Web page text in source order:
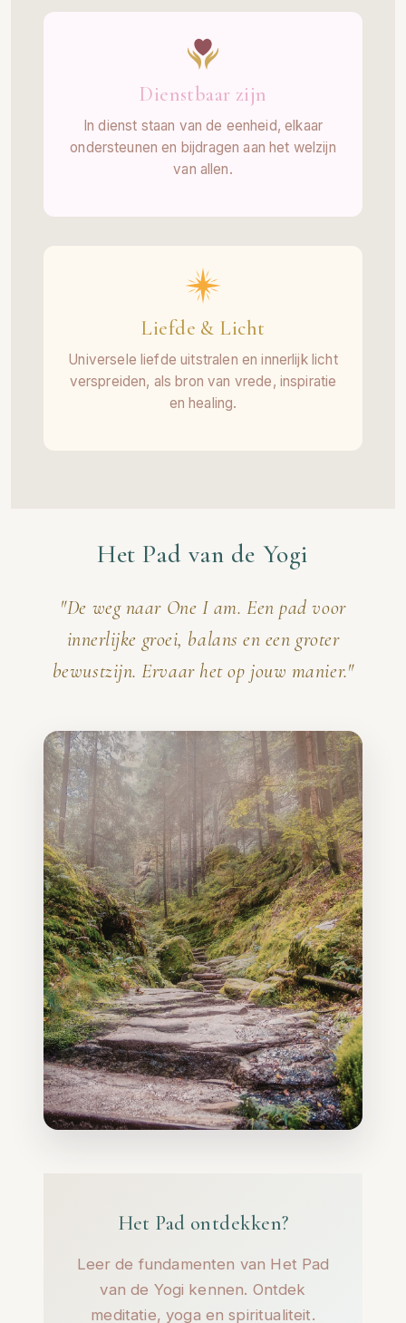
Dienstbaar zijn
In dienst staan van de eenheid, elkaar
ondersteunen en bijdragen aan het welzijn
van allen.
Liefde & Licht
Universele liefde uitstralen en innerlijk licht
verspreiden, als bron van vrede, inspiratie
en healing.
Het Pad van de Yogi
"De weg naar One I am. Een pad voor
innerlijke groei, balans en een groter
bewustzijn. Ervaar het op jouw manier."
Het Pad ontdekken?
Leer de fundamenten van Het Pad
van de Yogi kennen. Ontdek
meditatie, yoga en spiritualiteit.